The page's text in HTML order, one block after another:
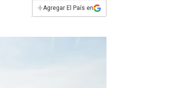
+Agregar El País en